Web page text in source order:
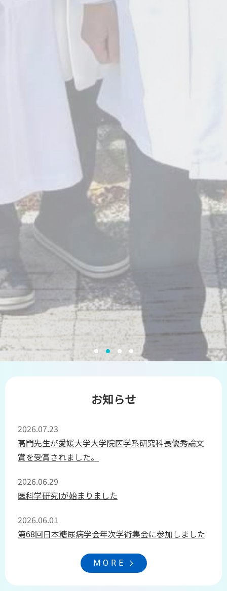
お知らせ
2026.07.23
高門先生が愛媛大学大学院医学系研究科長優秀論文
賞を受賞されました。
2026.06.29
医科学研究Iが始まりました
2026.06.01
第68回日本糖尿病学会年次学術集会に参加しました
MORE